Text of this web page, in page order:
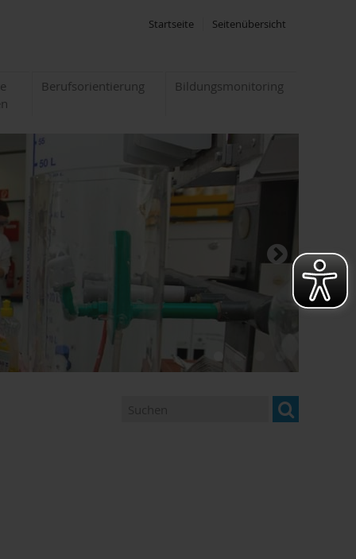
Startseite Seitenübersicht
Berufsorientierung Bildungsmonitoring